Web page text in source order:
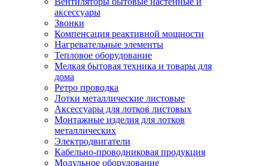
аксессуары
Звонки
Компенсация реактивной мощности
Нагревательные элементы
Тепловое оборудование
Мелкая бытовая техника и товары для
дома
Ретро проводка
Лотки металлические листовые
Аксессуары для лотков листовых
Монтажные изделия для лотков
металлических
Электродвигатели
Кабельно-проводниковая продукция
Модульное оборудование